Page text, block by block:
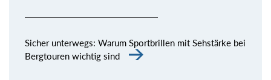
Sicher unterwegs: Warum Sportbrillen mit Sehstärke bei
Bergtouren wichtig sind